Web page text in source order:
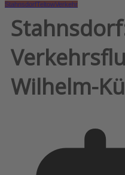
StahnsdorfTeltowVerkehr
Wilhelm-